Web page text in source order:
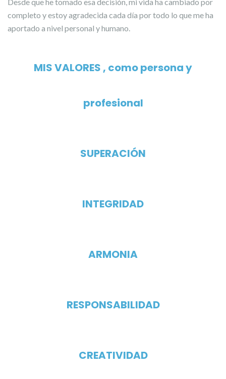
completo y estoy agradecida cada día por todo lo que me ha
aportado a nivel personal y humano.
MIS VALORES , como persona y
profesional
SUPERACIÓN
INTEGRIDAD
ARMONIA
RESPONSABILIDAD
CREATIVIDAD